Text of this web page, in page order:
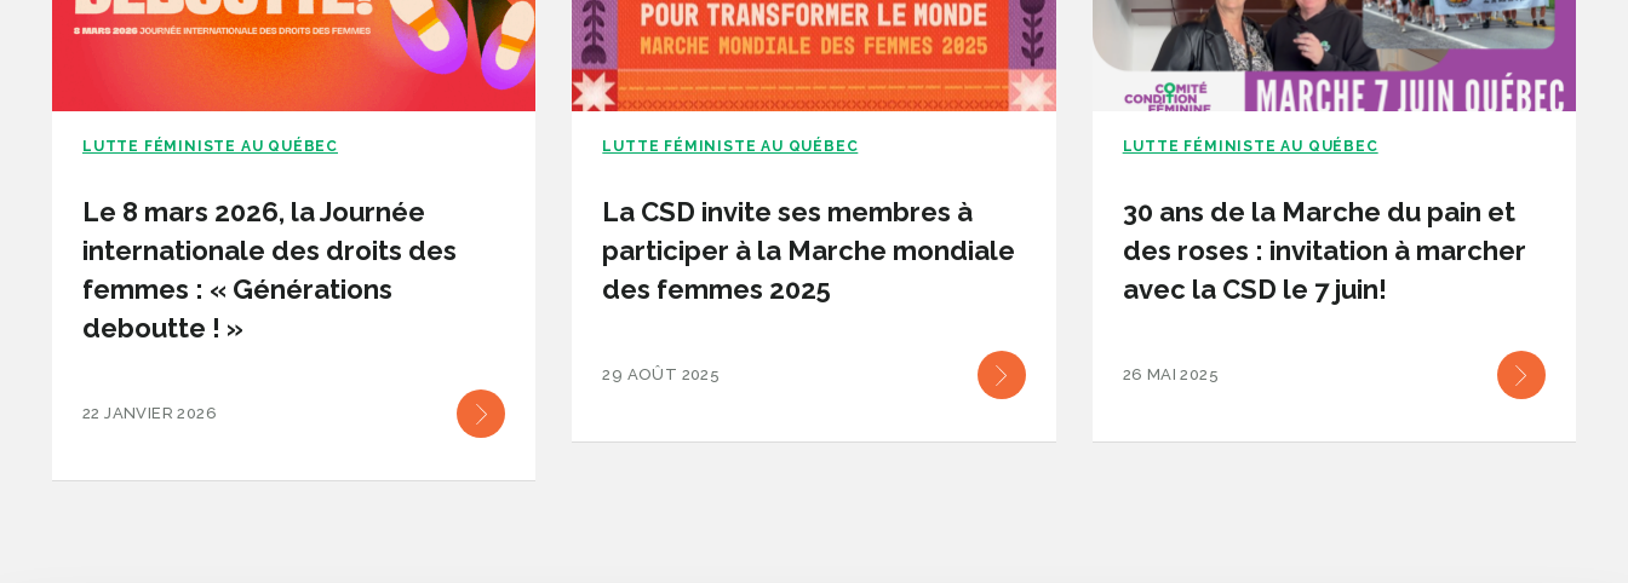
LUTTE FÉMINISTE AU QUÉBEC
Le 8 mars 2026, la Journée
internationale des droits des
femmes : « Générations
deboutte ! »
22 JANVIER 2026
LUTTE FÉMINISTE AU QUÉBEC
La CSD invite ses membres à
participer à la Marche mondiale
des femmes 2025
29 AOÛT 2025
LUTTE FÉMINISTE AU QUÉBEC
30 ans de la Marche du pain et
des roses : invitation à marcher
avec la CSD le 7 juin!
26 MAI 2025